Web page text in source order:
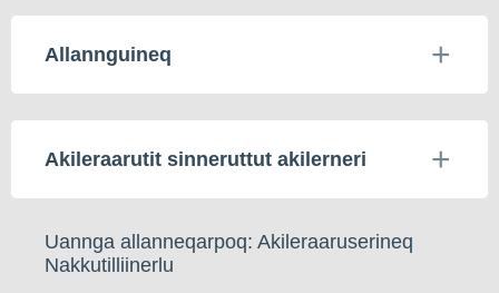
Allannguineq
Akileraarutit sinneruttut akilerneri
Uannga allanneqarpoq: Akileraaruserineq
Nakkutilliinerlu